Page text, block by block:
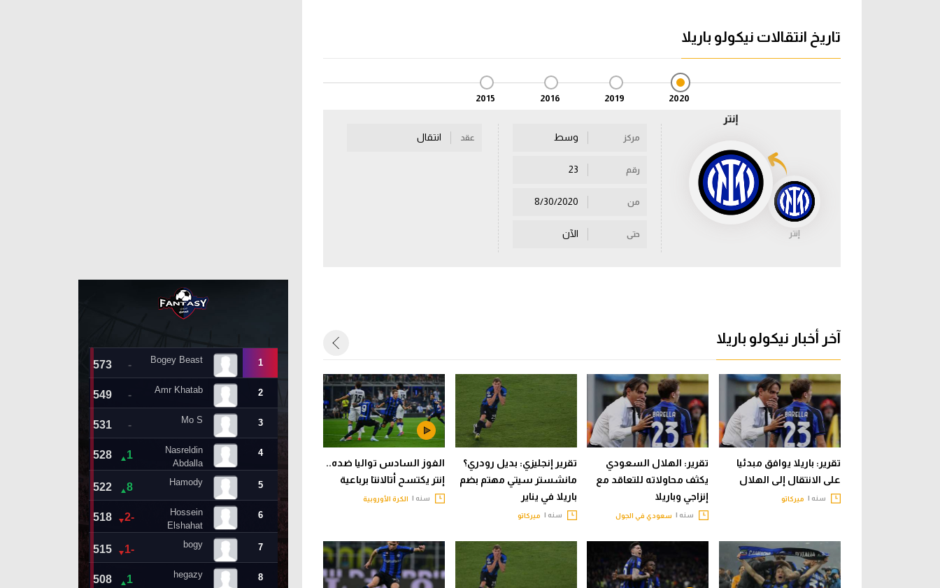
تاريخ انتقالات نيكولو باريلا
2020
2019
2016
2015
إنتر
إنتر
مركز وسط
رقم
من
حتى الآن
عقد انتقال
آخر أخبار نيكولو باريلا
تقرير: باريلا يوافق مبدئيا
على الانتقال إلى الهلال
سنه | ميركاتو
تقرير: الهلال السعودي
يكثف محاولاته للتعاقد مع
إنزاجي وباريلا
سنه | سعودي في الجول
تقرير إنجليزي: بديل رودري؟
مانشستر سيتي مهتم بضم
باريلا في يناير
سنه | ميركاتو
الفوز السادس تواليا ضده..
إنتر يكتسح أتالانتا برباعية
سنه | الكرة الأوروبية